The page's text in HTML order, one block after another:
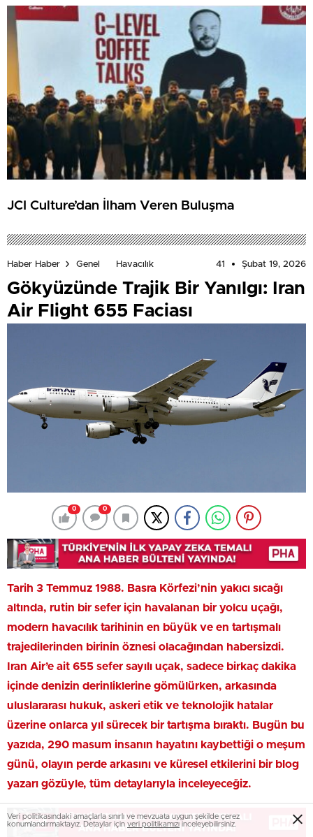
JCI Culture’dan İlham Veren Buluşma
Haber Haber Genel Havacılık 41 Şubat 19, 2026
Gökyüzünde Trajik Bir Yanılgı: Iran
Air Flight 655 Faciası
0 0
Tarih 3 Temmuz 1988. Basra Körfezi’nin yakıcı sıcağı
altında, rutin bir sefer için havalanan bir yolcu uçağı,
modern havacılık tarihinin en büyük ve en tartışmalı
trajedilerinden birinin öznesi olacağından habersizdi.
Iran Air’e ait 655 sefer sayılı uçak, sadece birkaç dakika
içinde denizin derinliklerine gömülürken, arkasında
uluslararası hukuk, askeri etik ve teknolojik hatalar
üzerine onlarca yıl sürecek bir tartışma bıraktı. Bugün bu
yazıda, 290 masum insanın hayatını kaybettiği o meşum
günü, olayın perde arkasını ve küresel etkilerini bir blog
yazarı gözüyle, tüm detaylarıyla inceleyeceğiz.
Veri politikasındaki amaçlarla sınırlı ve mevzuata uygun şekilde çerez
konumlandırmaktayız. Detaylar için veri politikamızı inceleyebilirsiniz.